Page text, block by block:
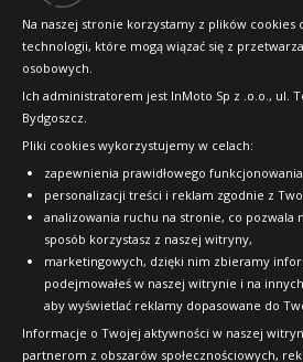
Na naszej stronie korzystamy z plików cookies
technologii, które mogą wiązać się z
osobowych.
Ich administratorem jest InMoto Sp z .o.o., ul.
Bydgoszcz.
Pliki cookies wykorzystujemy w celach:
zapewnienia prawidłowego
personalizacji treści i reklam zgodnie z
analizowania ruchu na stronie, co pozwala
sposób korzystasz z naszej witryny,
marketingowych, dzięki nim zbieramy
podejmowałeś w naszej witrynie i na
aby wyświetlać reklamy dopasowane do
Informacje o Twojej aktywności w naszej
partnerom z obszarów społecznościowych,
Raty
FAQ
OFICJALNY PARTNER